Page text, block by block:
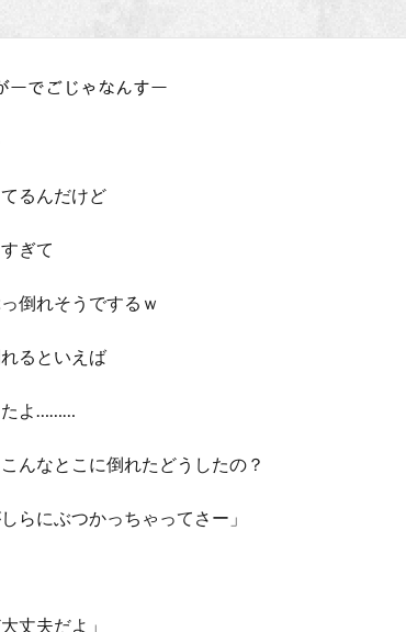
ーでごじゃなんすー
るんだけど
ぎて
倒れそうでするｗ
るといえば
たよ………
んなとこに倒れたどうしたの？
らにぶつかっちゃってさー」
丈夫だよ」